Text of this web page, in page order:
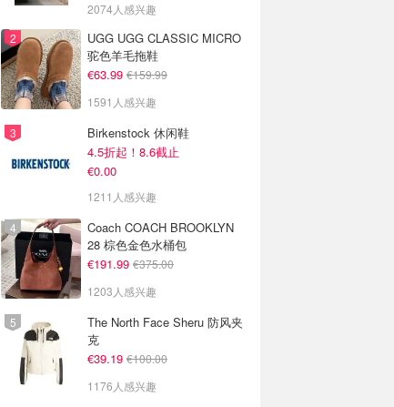
2074人感兴趣
UGG UGG CLASSIC MICRO
驼色羊毛拖鞋
€63.99 €159.99
1591人感兴趣
Birkenstock 休闲鞋
4.5折起！8.6截止
€0.00
1211人感兴趣
Coach COACH BROOKLYN
28 棕色金色水桶包
€191.99 €375.00
1203人感兴趣
The North Face Sheru 防风夹
克
€39.19 €100.00
1176人感兴趣